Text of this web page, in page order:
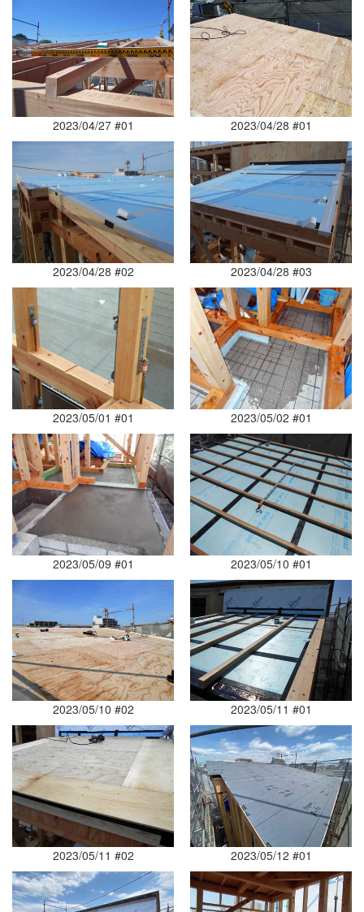
2023/04/27 #01 2023/04/28 #01
2023/04/28 #02 2023/04/28 #03
2023/05/01 #01 2023/05/02 #01
2023/05/09 #01 2023/05/10 #01
2023/05/10 #02 2023/05/11 #01
2023/05/11 #02 2023/05/12 #01